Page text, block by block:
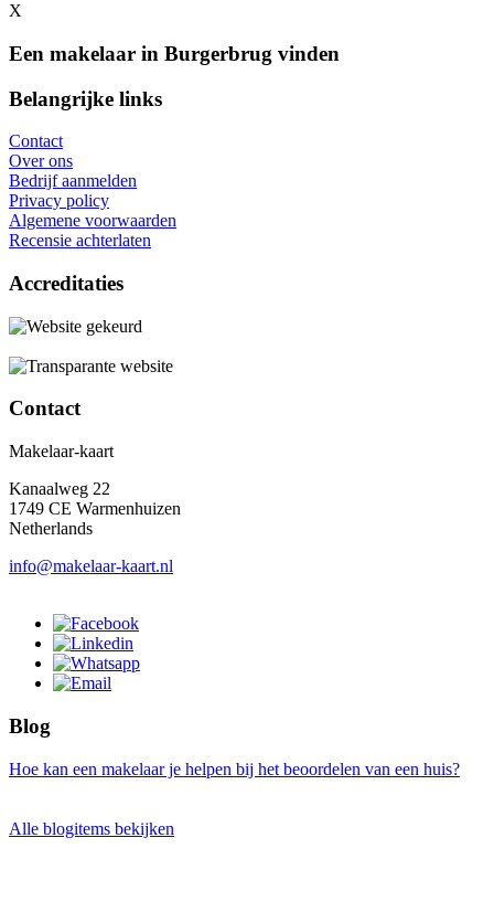
X
Een makelaar in Burgerbrug vinden
Belangrijke links
Contact
Over ons
Bedrijf aanmelden
Privacy policy
Algemene voorwaarden
Recensie achterlaten
Accreditaties
Contact
Makelaar-kaart
Kanaalweg 22
1749 CE Warmenhuizen
Netherlands
info@makelaar-kaart.nl
Blog
Hoe kan een makelaar je helpen bij het beoordelen van een huis?
Alle blogitems bekijken